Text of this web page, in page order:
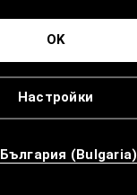
Настройки
OK
България (Bulgaria)